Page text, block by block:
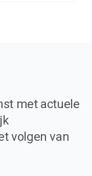
met actuele
volgen van